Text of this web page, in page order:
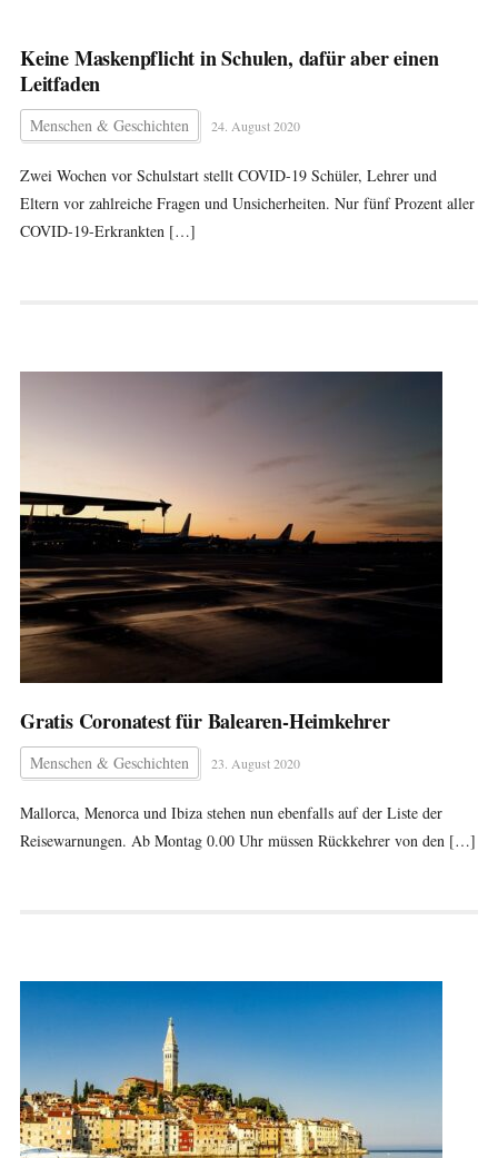
Keine Maskenpflicht in Schulen, dafür aber einen
Leitfaden
Menschen & Geschichten 24. August 2020
Zwei Wochen vor Schulstart stellt COVID-19 Schüler, Lehrer und
Eltern vor zahlreiche Fragen und Unsicherheiten. Nur fünf Prozent aller
COVID-19-Erkrankten […]
Gratis Coronatest für Balearen-Heimkehrer
Menschen & Geschichten 23. August 2020
Mallorca, Menorca und Ibiza stehen nun ebenfalls auf der Liste der
Reisewarnungen. Ab Montag 0.00 Uhr müssen Rückkehrer von den […]